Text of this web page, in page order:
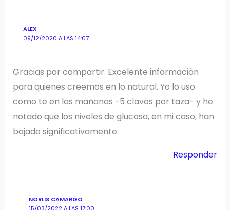
ALEX
09/12/2020 A LAS 14:07
Gracias por compartir. Excelente información
para quienes creemos en lo natural. Yo lo uso
como te en las mañanas -5 clavos por taza- y he
notado que los niveles de glucosa, en mi caso, han
bajado significativamente.
Responder
NORLIS CAMARGO